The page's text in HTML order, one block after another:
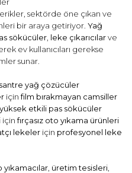
sektörde öne çıkan ve
bir araya getiriyor. Yağ
sökücüler leke çıkarıcılarve
ev kullanıcıları gerekse
sunar.
yağ çözücüler
içinfilm bırakmayan camsiller
yüksek etkili pas sökücüler
içinfırçasız oto yıkama ürünleri
lekeler için profesyonel leke
yıkamacılar üretim tesisleri